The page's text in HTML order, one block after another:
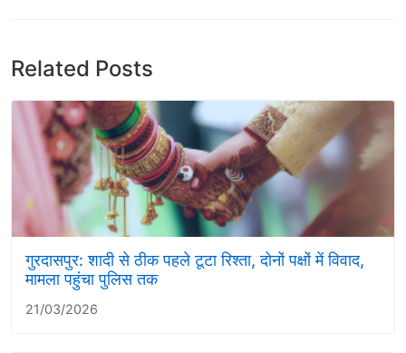
Related Posts
गुरदासपुर: शादी से ठीक पहले टूटा रिश्ता, दोनों पक्षों में विवाद,
मामला पहुंचा पुलिस तक
21/03/2026